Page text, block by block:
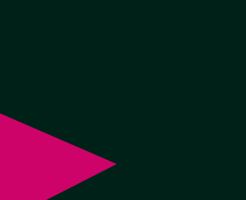
Оплата с НДС